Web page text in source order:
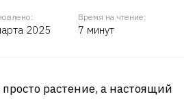
2025
Время на чтение:
7 минут
растение, а настоящий